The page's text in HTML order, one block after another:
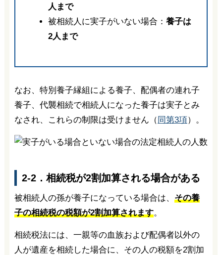
人まで
被相続人に実子がいない場合： 養子は
2人まで
なお、特別養子縁組による養子、配偶者の連れ子
養子、代襲相続で相続人になった養子は実子とみ
なされ、これらの制限は受けません（ 同第3項）。
2-2．相続税が2割加算される場合がある
被相続人の孫が養子になっている場合は、 その養
子の相続税の税額が2割加算されます。
相続税法には、一親等の血族および配偶者以外の
人が遺産を相続した場合に、その人の税額を2割加